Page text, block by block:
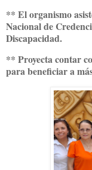
** El organismo
Nacional de
Discapacidad.
** Proyecta contar
para beneficiar a